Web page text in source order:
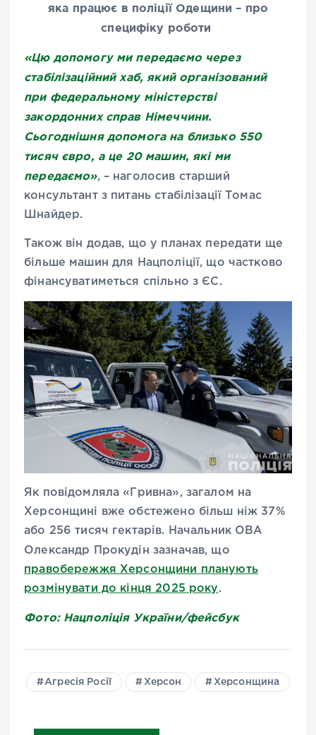
яка працює в поліції Одещини – про
специфіку роботи
«Цю допомогу ми передаємо через
стабілізаційний хаб, який організований
при федеральному міністерстві
закордонних справ Німеччини.
Сьогоднішня допомога на близько 550
тисяч євро, а це 20 машин, які ми
передаємо», – наголосив старший
консультант з питань стабілізації Томас
Шнайдер.
Також він додав, що у планах передати ще
більше машин для Нацполіції, що частково
фінансуватиметься спільно з ЄС.
Як повідомляла« Гривна» , загалом на
Херсонщині вже обстежено більш ніж 37%
або 256 тисяч гектарів. Начальник ОВА
Олександр Прокудін зазначав, що
правобережжя Херсонщини планують
розмінувати до кінця 2025 року .
Фото: Нацполіція України/фейсбук
Агресія Росії Херсон Херсонщина